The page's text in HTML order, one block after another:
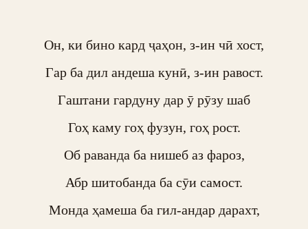
Он, ки бино кард ҷаҳон, з-ин чӣ хост,
Гар ба дил андеша кунӣ, з-ин равост.
Гаштани гардуну дар ӯ рӯзу шаб
Гоҳ каму гоҳ фузун, гоҳ рост.
Об раванда ба нишеб аз фароз,
Абр шитобанда ба сӯи самост.
Монда ҳамеша ба гил-андар дарахт,